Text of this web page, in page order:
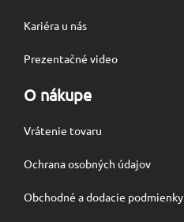
Kariéra u nás
Prezentačné video
O nákupe
Vrátenie tovaru
Ochrana osobných údajov
Obchodné a dodacie podmienky